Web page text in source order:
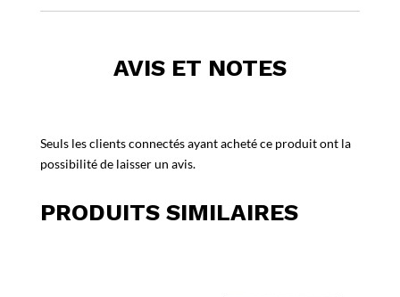
AVIS ET NOTES
Seuls les clients connectés ayant acheté ce produit ont la
possibilité de laisser un avis.
PRODUITS SIMILAIRES